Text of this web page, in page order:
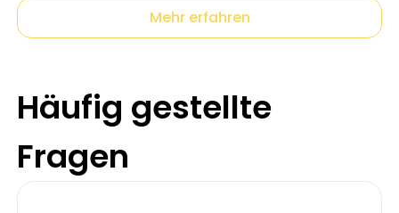
Mehr erfahren
Häufig gestellte
Fragen